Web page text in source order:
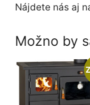
Nájdete nás aj
Možno by